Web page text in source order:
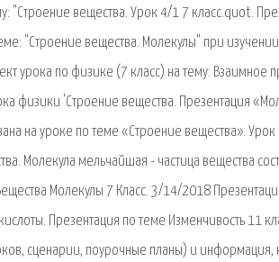
"Строение вещества. Урок 4/1 7 класс.quot.
"Строение вещества. Молекулы" при
урока по физике (7 класс) на тему: Взаимное
физики 'Строение вещества. Презентация
на уроке по теме «Строение вещества».
Молекула мельчайшая - частица вещества
Молекулы 7 Класс. 3/14/2018
Презентация по теме Изменчивость 11
сценарии, поурочные планы) и информация,